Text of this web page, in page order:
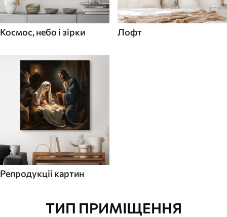
Космос, небо і зірки Лофт
Репродукціі картин
ТИП ПРИМІЩЕННЯ